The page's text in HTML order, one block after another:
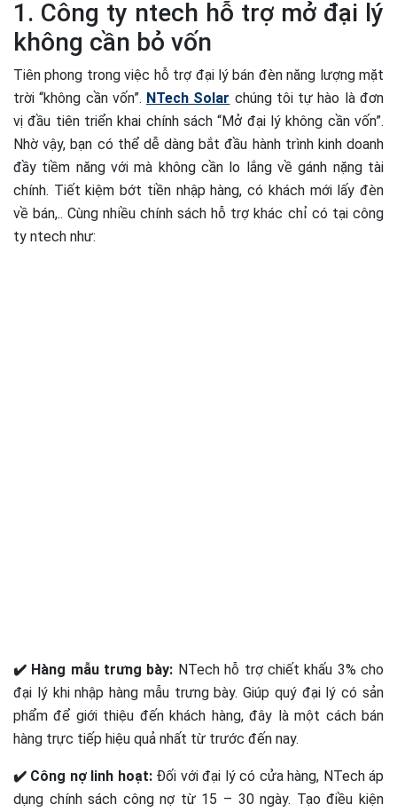
1. Công ty ntech hỗ trợ mở đại lý
không cần bỏ vốn
Tiên phong trong việc hỗ trợ đại lý bán đèn năng lượng mặt
trời “không cần vốn”. NTech Solar chúng tôi tự hào là đơn
vị đầu tiên triển khai chính sách “Mở đại lý không cần vốn”.
Nhờ vậy, bạn có thể dễ dàng bắt đầu hành trình kinh doanh
đầy tiềm năng với mà không cần lo lắng về gánh nặng tài
chính. Tiết kiệm bớt tiền nhập hàng, có khách mới lấy đèn
về bán,.. Cùng nhiều chính sách hỗ trợ khác chỉ có tại công
ty ntech như:
✔️ Hàng mẫu trưng bày: NTech hỗ trợ chiết khấu 3% cho
đại lý khi nhập hàng mẫu trưng bày. Giúp quý đại lý có sản
phẩm để giới thiệu đến khách hàng, đây là một cách bán
hàng trực tiếp hiệu quả nhất từ trước đến nay.
✔️ Công nợ linh hoạt:Đối với đại lý có cửa hàng, NTech áp
dụng chính sách công nợ từ 15 – 30 ngày. Tạo điều kiện